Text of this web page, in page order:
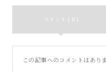
コメント ( 0 )
この記事へのコメントはあり